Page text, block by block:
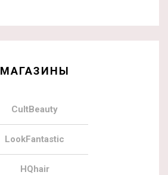
МАГАЗИНЫ
CultBeauty
LookFantastic
HQhair